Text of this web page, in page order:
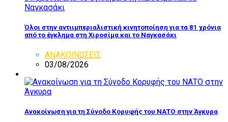
Όλοι στην αντιιμπεριαλιστική κινητοποίηση για τα 81 χρόνια
από το έγκλημα στη Χιροσίμα και το Ναγκασάκι
ΑΝΑΚΟΙΝΩΣΕΙΣ
03/08/2026
Ανακοίνωση για τη Σύνοδο Κορυφής του ΝΑΤΟ στην Άγκυρα